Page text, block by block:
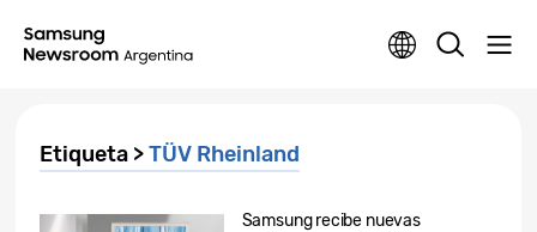
Etiqueta >TÜV Rheinland
Samsung recibe nuevas